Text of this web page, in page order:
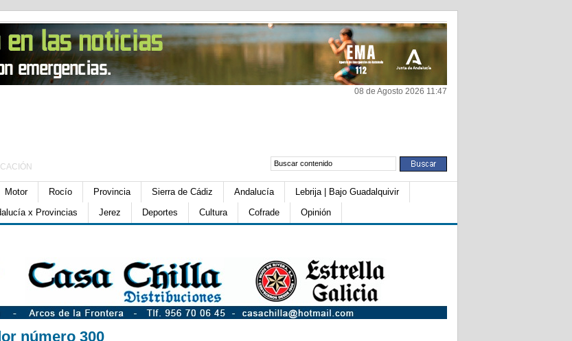
08 de Agosto 2026 11:47
Motor Rocío Provincia Sierra de Cádiz Andalucía
Lebrija | Bajo Guadalquivir
x Provincias Jerez Deportes Cultura Cofrade Opinión
número 300